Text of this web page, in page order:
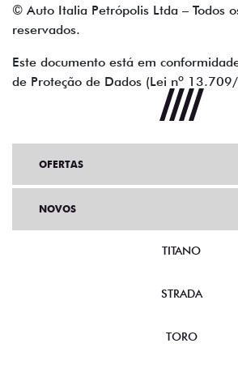
© Auto Italia Petrópolis Ltda – Todos
reservados.
Este documento está em
de Proteção de Dados (Lei nº
OFERTAS
NOVOS
TITANO
STRADA
TORO